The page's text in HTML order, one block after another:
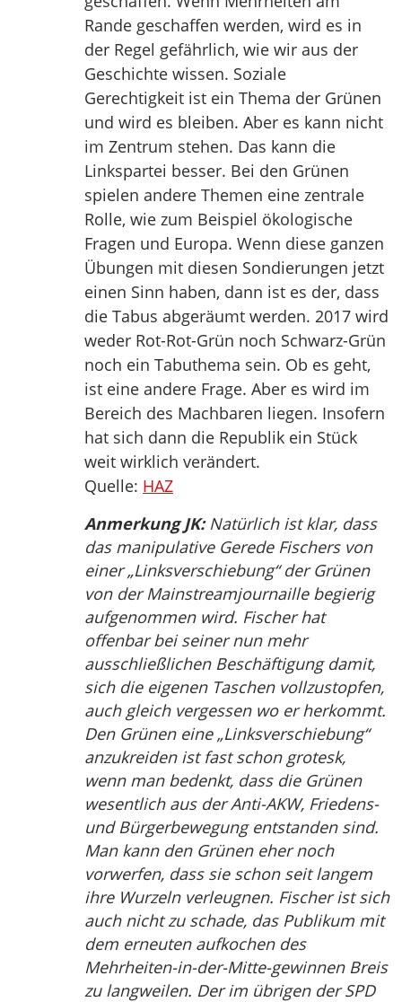
Rande geschaffen werden, wird es in
der Regel gefährlich, wie wir aus der
Geschichte wissen. Soziale
Gerechtigkeit ist ein Thema der Grünen
und wird es bleiben. Aber es kann nicht
im Zentrum stehen. Das kann die
Linkspartei besser. Bei den Grünen
spielen andere Themen eine zentrale
Rolle, wie zum Beispiel ökologische
Fragen und Europa. Wenn diese ganzen
Übungen mit diesen Sondierungen jetzt
einen Sinn haben, dann ist es der, dass
die Tabus abgeräumt werden. 2017 wird
weder Rot-Rot-Grün noch Schwarz-Grün
noch ein Tabuthema sein. Ob es geht,
ist eine andere Frage. Aber es wird im
Bereich des Machbaren liegen. Insofern
hat sich dann die Republik ein Stück
weit wirklich verändert.
Quelle: HAZ
Anmerkung JK:Natürlich ist klar, dass
das manipulative Gerede Fischers von
einer „Linksverschiebung“ der Grünen
von der Mainstreamjournaille begierig
aufgenommen wird. Fischer hat
offenbar bei seiner nun mehr
ausschließlichen Beschäftigung damit,
sich die eigenen Taschen vollzustopfen,
auch gleich vergessen wo er herkommt.
Den Grünen eine „Linksverschiebung“
anzukreiden ist fast schon grotesk,
wenn man bedenkt, dass die Grünen
wesentlich aus der Anti-AKW, Friedens-
und Bürgerbewegung entstanden sind.
Man kann den Grünen eher noch
vorwerfen, dass sie schon seit langem
ihre Wurzeln verleugnen. Fischer ist sich
auch nicht zu schade, das Publikum mit
dem erneuten aufkochen des
Mehrheiten-in-der-Mitte-gewinnen Breis
zu langweilen. Der im übrigen der SPD